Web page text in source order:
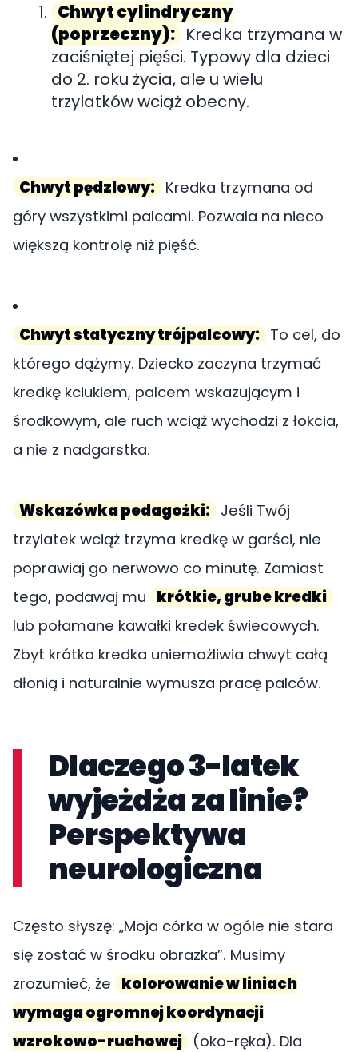
Chwyt cylindryczny
(poprzeczny): Kredka trzymana w
zaciśniętej pięści. Typowy dla dzieci
do 2. roku życia, ale u wielu
trzylatków wciąż obecny.
Chwyt pędzlowy: Kredka trzymana od
góry wszystkimi palcami. Pozwala na nieco
większą kontrolę niż pięść.
Chwyt statyczny trójpalcowy: To cel, do
którego dążymy. Dziecko zaczyna trzymać
kredkę kciukiem, palcem wskazującym i
środkowym, ale ruch wciąż wychodzi z łokcia,
a nie z nadgarstka.
Wskazówka pedagożki: Jeśli Twój
trzylatek wciąż trzyma kredkę w garści, nie
poprawiaj go nerwowo co minutę. Zamiast
tego, podawaj mu krótkie, grube kredki
lub połamane kawałki kredek świecowych.
Zbyt krótka kredka uniemożliwia chwyt całą
dłonią i naturalnie wymusza pracę palców.
Dlaczego 3-latek
wyjeżdża za linie?
Perspektywa
neurologiczna
Często słyszę: „Moja córka w ogóle nie stara
się zostać w środku obrazka”. Musimy
zrozumieć, że kolorowanie w liniach
wymaga ogromnej koordynacji
wzrokowo-ruchowej (oko-ręka). Dla